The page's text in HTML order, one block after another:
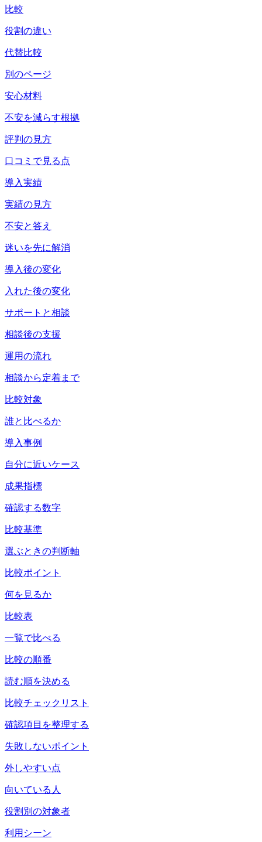
比較
役割の違い
代替比較
別のページ
安心材料
不安を減らす根拠
評判の見方
口コミで見る点
導入実績
実績の見方
不安と答え
迷いを先に解消
導入後の変化
入れた後の変化
サポートと相談
相談後の支援
運用の流れ
相談から定着まで
比較対象
誰と比べるか
導入事例
自分に近いケース
成果指標
確認する数字
比較基準
選ぶときの判断軸
比較ポイント
何を見るか
比較表
一覧で比べる
比較の順番
読む順を決める
比較チェックリスト
確認項目を整理する
失敗しないポイント
外しやすい点
向いている人
役割別の対象者
利用シーン